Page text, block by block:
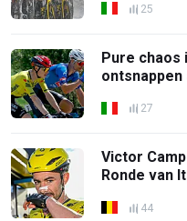
25
Pure chaos
27
Victor
Ronde van
44